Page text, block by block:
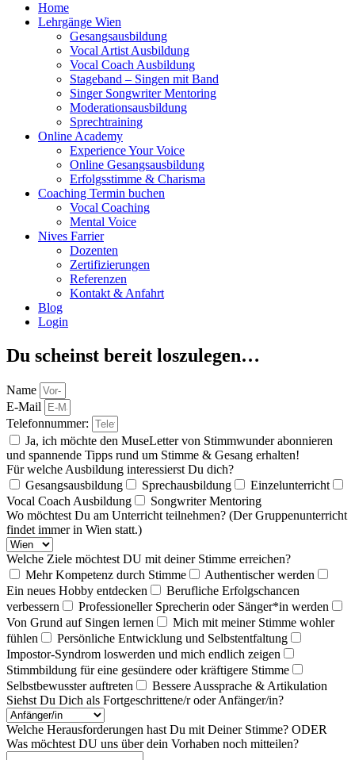
Home
Lehrgänge Wien
Gesangsausbildung
Vocal Artist Ausbildung
Vocal Coach Ausbildung
Stageband – Singen mit Band
Singer Songwriter Mentoring
Moderationsausbildung
Sprechtraining
Online Academy
Experience Your Voice
Online Gesangsausbildung
Erfolgsstimme & Charisma
Coaching Termin buchen
Vocal Coaching
Mental Voice
Nives Farrier
Dozenten
Zertifizierungen
Referenzen
Kontakt & Anfahrt
Blog
Login
Du scheinst bereit loszulegen…
Name
E-Mail
Telefonnummer:
Ja, ich möchte den MuseLetter von Stimmwunder abonnieren
und spannende Tipps rund um Stimme & Gesang erhalten!
Für welche Ausbildung interessierst Du dich?
Gesangsausbildung
Sprechausbildung
Einzelunterricht
Vocal Coach Ausbildung
Songwriter Mentoring
Wo möchtest Du am Unterricht teilnehmen? (Der Gruppenunterricht
findet immer in Wien statt.)
Welche Ziele möchtest DU mit deiner Stimme erreichen?
Mehr Kompetenz durch Stimme
Authentischer werden
Ein neues Hobby entdecken
Berufliche Erfolgschancen
verbessern
Professioneller Sprecherin oder Sänger*in werden
Von Grund auf Singen lernen
Mich mit meiner Stimme wohler
fühlen
Persönliche Entwicklung und Selbstentfaltung
Impostor-Syndrom loswerden und mich endlich zeigen
Stimmbildung für eine gesündere oder kräftigere Stimme
Selbstbewusster auftreten
Bessere Aussprache & Artikulation
Siehst Du Dich als Fortgeschrittene/r oder Anfänger/in?
Welche Herausforderungen hast Du mit Deiner Stimme? ODER
Was möchtest DU uns über dein Vorhaben noch mitteilen?